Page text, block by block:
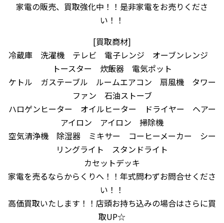
家電の販売、買取強化中！！是非家電をお売りくださ
い！！
[買取商材]
冷蔵庫 洗濯機 テレビ 電子レンジ オーブンレンジ
トースター 炊飯器 電気ポット
ケトル ガステーブル ルームエアコン 扇風機 タワー
ファン 石油ストーブ
ハロゲンヒーター オイルヒーター ドライヤー ヘアー
アイロン アイロン 掃除機
空気清浄機 除湿器 ミキサー コーヒーメーカー シー
リングライト スタンドライト
カセットデッキ
家電を売るならからくりへ！！年式問わずお問合せくださ
い！！
高価買取いたします！！店頭お持ち込みの場合はさらに買
取UP☆